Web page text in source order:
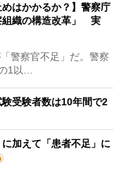
めはかかるか？】警察庁
組織の構造改革」 実
警察官不足」だ。警察
1以…
験受験者数は10年間で2
加えて「患者不足」に